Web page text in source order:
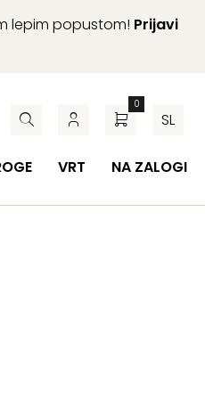
lepim popustom! Prijavi
0
SL
VRT NA ZALOGI